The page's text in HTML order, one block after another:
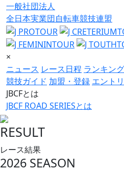
一般社団法人
全日本実業団自転車競技連盟
×
ニュース レース日程 ランキング
競技ガイド 加盟・登録 エント
JBCFとは
JBCF ROAD SERIESとは
RESULT
レース結果
2026 SEASON